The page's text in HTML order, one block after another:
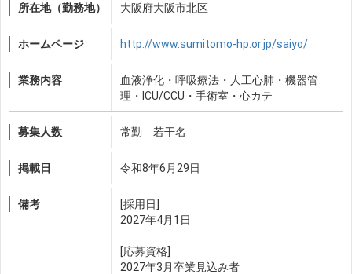
所在地（勤務地） 大阪府大阪市北区
ホームページ http://www.sumitomo-hp.or.jp/saiyo/
業務内容
血液浄化・呼吸療法・人工心肺・機器管
理・ICU/CCU・手術室・心カテ
募集人数 常勤 若干名
掲載日 令和8年6月29日
備考
[採用日]
2027年4月1日
[応募資格]
2027年3月卒業見込み者